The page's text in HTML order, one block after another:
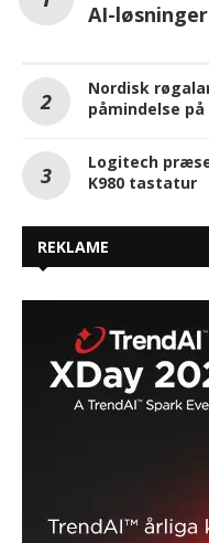
AI-
Nordisk
påmindelse
Logitech
K980 tastatur
REKLAME